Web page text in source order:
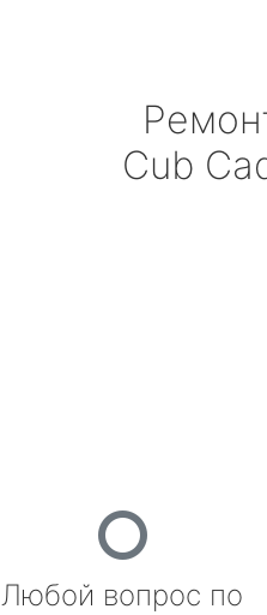
Cub
Любой вопрос по